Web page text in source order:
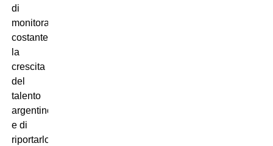
di
monitorare
costantemente
la
crescita
del
talento
argentino
e di
riportarlo